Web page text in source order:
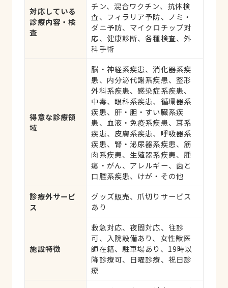
対応している
診療内容・検
査
チン、混合ワクチン、抗体検
査、フィラリア予防、ノミ・
ダニ予防、マイクロチップ対
応、健康診断、各種検査、外
科手術
得意な診療領
域
脳・神経系疾患、消化器系疾
患、内分泌代謝系疾患、整形
外科系疾患、感染症系疾患、
中毒、眼科系疾患、循環器系
疾患、肝・胆・すい臓系疾
患、血液・免疫系疾患、耳系
疾患、皮膚系疾患、呼吸器系
疾患、腎・泌尿器系疾患、筋
肉系疾患、生殖器系疾患、腫
瘍・がん、アレルギー、歯と
口腔系疾患、けが・その他
診療外サービ
ス
グッズ販売、爪切りサービス
あり
施設特徴
救急対応、夜間対応、往診
可、入院設備あり、女性獣医
師在籍、駐車場あり、19時以
降診療可、日曜診療、祝日診
療